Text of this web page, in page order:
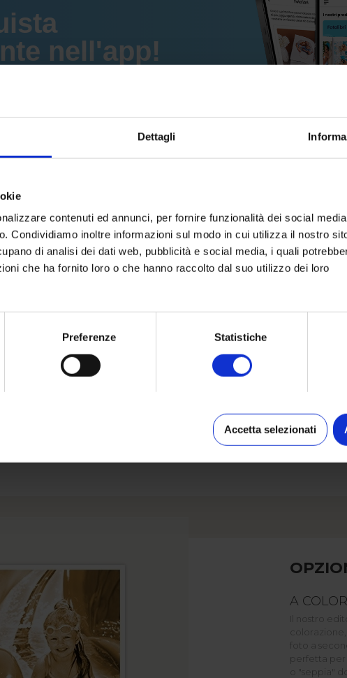
Dettagli
contenuti ed annunci, per fornire funzionalità dei social
Condividiamo inoltre informazioni sul modo in cui utilizza il nostro
di analisi dei dati web, pubblicità e social media, i quali
che ha fornito loro o che hanno raccolto dal suo utilizzo dei loro
Preferenze Statistiche
Accetta selezionati
nell'app!
A
Il nostro
foto a
perfetta per
o "seppia"